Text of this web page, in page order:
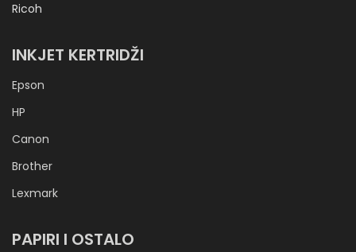
Ricoh
INKJET KERTRIDŽI
Epson
HP
Canon
Brother
Lexmark
PAPIRI I OSTALO